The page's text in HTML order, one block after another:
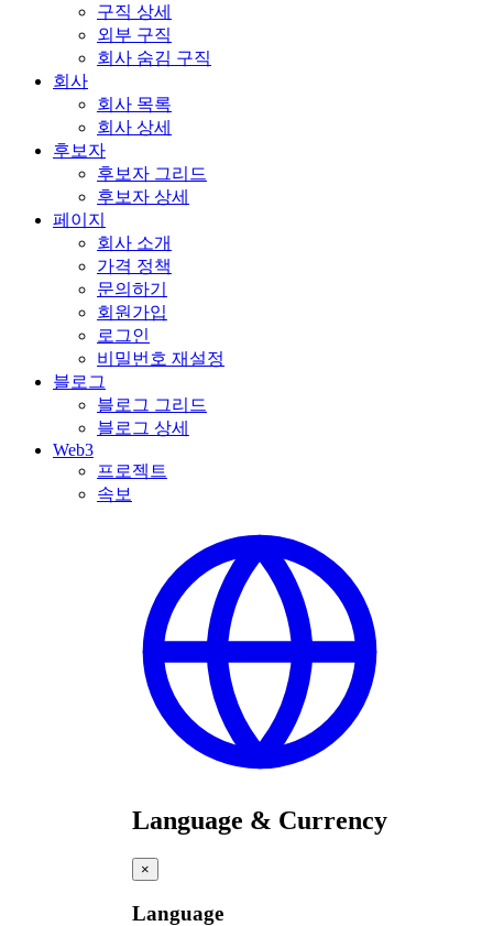
구직 상세
외부 구직
회사 숨김 구직
회사
회사 목록
회사 상세
후보자
후보자 그리드
후보자 상세
페이지
회사 소개
가격 정책
문의하기
회원가입
로그인
비밀번호 재설정
블로그
블로그 그리드
블로그 상세
Web3
프로젝트
속보
Language & Currency
×
Language